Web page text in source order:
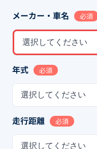
メーカー・車名 必須
選択してください
年式 必須
選択してください
走行距離 必須
選択してください